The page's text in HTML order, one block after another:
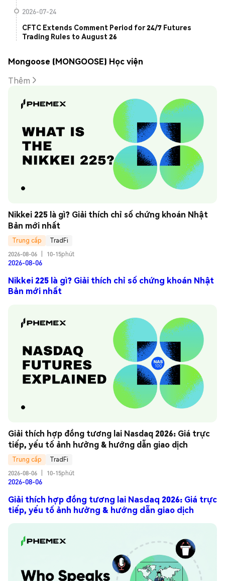
2026-07-24
CFTC Extends Comment Period for 24/7 Futures
Trading Rules to August 26
Mongoose (MONGOOSE) Học viện
Thêm
Nikkei 225 là gì? Giải thích chỉ số chứng khoán Nhật
Bản mới nhất
Trung cấp
TradFi
2026-08-06
10-15phút
2026-08-06
Nikkei 225 là gì? Giải thích chỉ số chứng khoán Nhật
Bản mới nhất
Giải thích hợp đồng tương lai Nasdaq 2026: Giá trực
tiếp, yếu tố ảnh hưởng & hướng dẫn giao dịch
Trung cấp
TradFi
2026-08-06
10-15phút
2026-08-06
Giải thích hợp đồng tương lai Nasdaq 2026: Giá trực
tiếp, yếu tố ảnh hưởng & hướng dẫn giao dịch